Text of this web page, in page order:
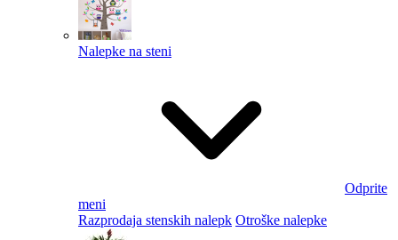
Nalepke na steni
Odprite
meni
Razprodaja stenskih nalepk Otroške nalepke